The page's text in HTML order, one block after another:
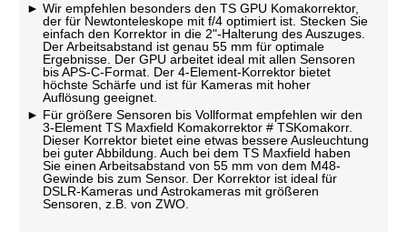
Wir empfehlen besonders den TS GPU Komakorrektor,
der für Newtonteleskope mit f/4 optimiert ist. Stecken Sie
einfach den Korrektor in die 2"-Halterung des Auszuges.
Der Arbeitsabstand ist genau 55 mm für optimale
Ergebnisse. Der GPU arbeitet ideal mit allen Sensoren
bis APS-C-Format. Der 4-Element-Korrektor bietet
höchste Schärfe und ist für Kameras mit hoher
Auflösung geeignet.
Für größere Sensoren bis Vollformat empfehlen wir den
3-Element TS Maxfield Komakorrektor # TSKomakorr.
Dieser Korrektor bietet eine etwas bessere Ausleuchtung
bei guter Abbildung. Auch bei dem TS Maxfield haben
Sie einen Arbeitsabstand von 55 mm von dem M48-
Gewinde bis zum Sensor. Der Korrektor ist ideal für
DSLR-Kameras und Astrokameras mit größeren
Sensoren, z.B. von ZWO.